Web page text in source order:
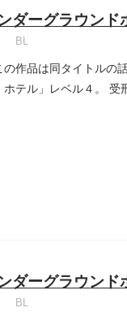
ダーグラウン
BL
の作品は同タイトル
ホテル」レベル４。
ダーグラウン
BL